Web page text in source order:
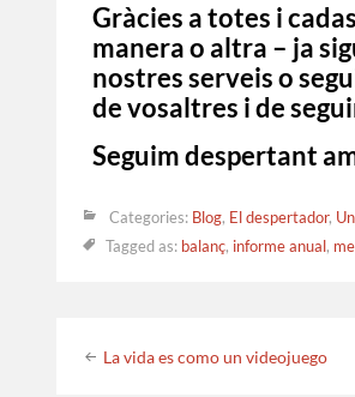
Gràcies a totes i
manera o altra – ja
nostres serveis o
de vosaltres i de
Seguim despertant
Categories: Blog, El despertador,
Tagged as: balanç, informe anual,
Post
La vida es como un videojuego